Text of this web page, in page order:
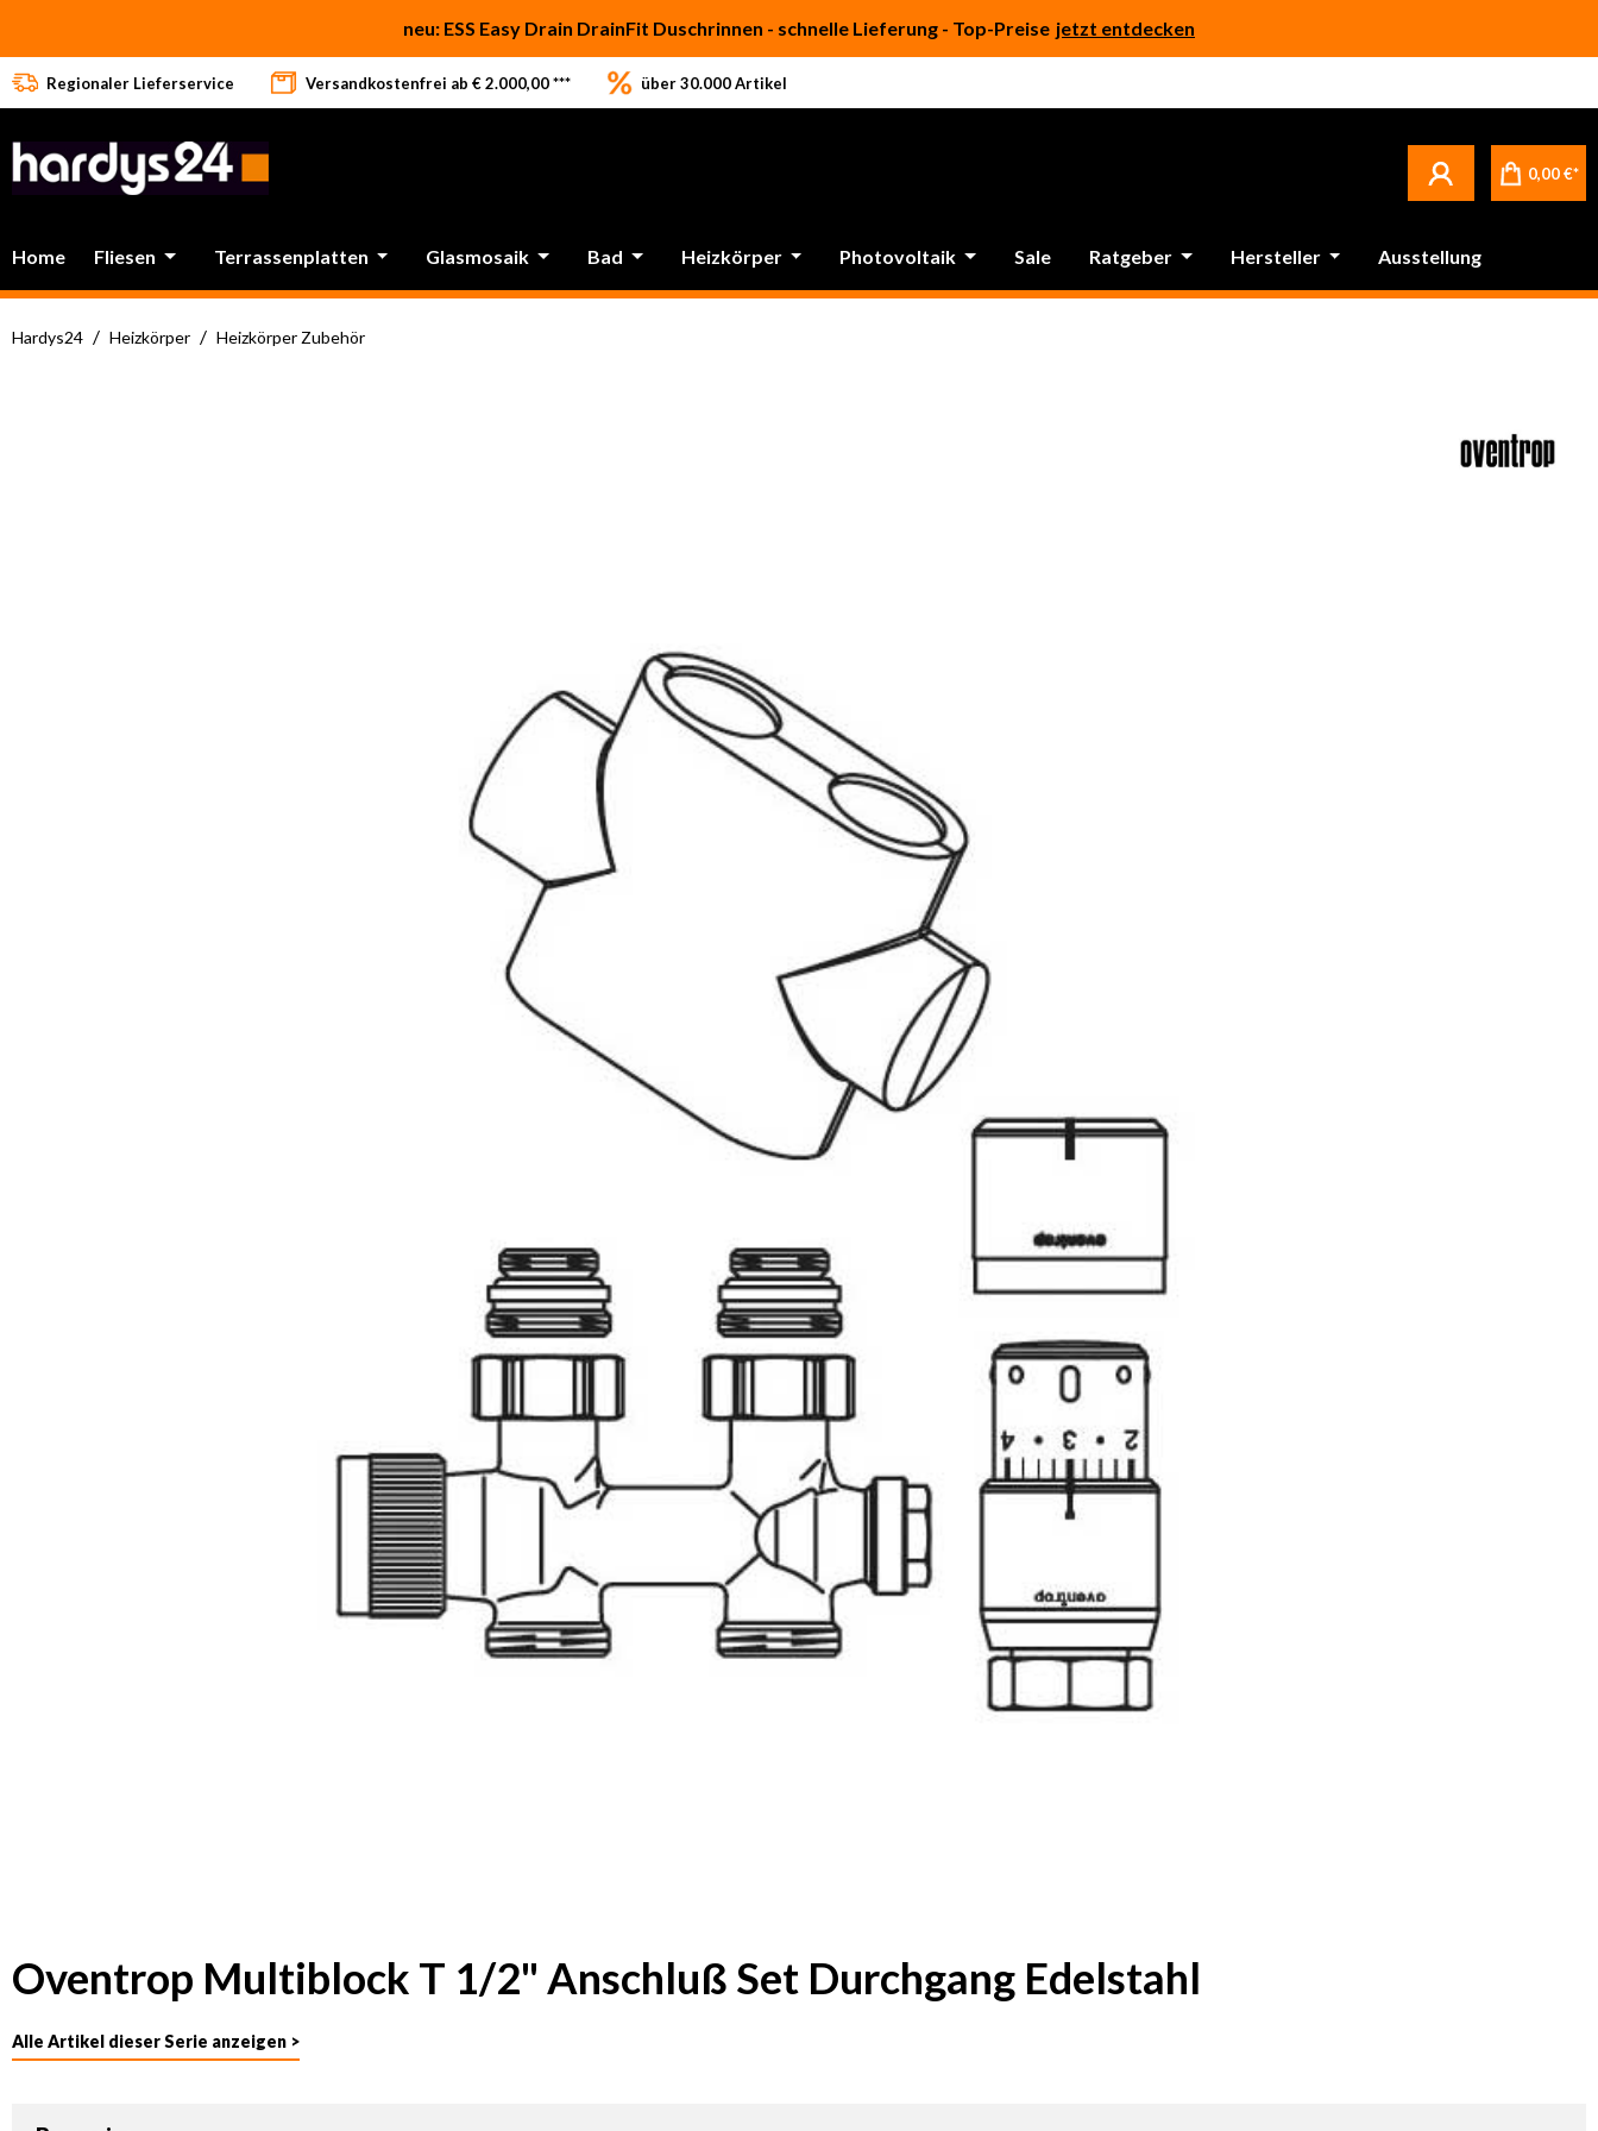
neu: ESS Easy Drain DrainFit Duschrinnen - schnelle Lieferung - Top-Preise jetzt entdecken
Regionaler Lieferservice Versandkostenfrei ab € 2.000,00 *** über 30.000 Artikel
0,00 €*
Home Fliesen Terrassenplatten Glasmosaik Bad Heizkörper Photovoltaik Sale Ratgeber Hersteller Ausstellung
Hardys24 / Heizkörper / Heizkörper Zubehör
Oventrop Multiblock T 1/2" Anschluß Set Durchgang Edelstahl
Alle Artikel dieser Serie anzeigen >